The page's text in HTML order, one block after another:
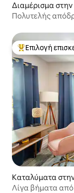
Διαμέρισμα
Πολυτελής
Κορυφαία
Επιλογή
Καταλύματα
Λίγα βήματα από